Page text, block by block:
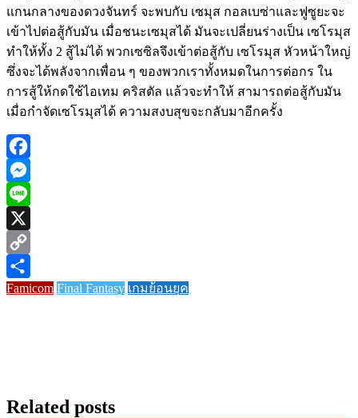
แกนกลางของดวงจันทร์ จะพบกับ เซมุส กอลเบซ่าและฟูซูยะจะ
เข้าไปต่อสู้กับมัน เมื่อชนะเซมุสได้ มันจะเปลี่ยนร่างเป็น เซโรมุส
ทำให้ทั้ง 2 สู้ไม่ได้ พวกเซซิลจึงเข้าต่อสู้กับ เซโรมุส หัวหน้าใหญ่
ซึ่งจะได้พลังจากเพื่อน ๆ ของพวกเราทั้งหมดในการต่อกร ใน
การสู้ให้กดใช้ไอเทม คริสตัล แล้วจะทำให้ สามารถต่อสู้กับมัน
เมื่อกำจัดเซโรมุสได้ ความสงบสุขจะกลับมาอีกครั้ง
Facebook
Messenger
Line
X
Copy
Link
Share
Famicom Final Fantasy เกมย้อนยุค
Related posts